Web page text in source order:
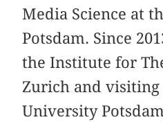
Media Science at
Potsdam. Since
the Institute for
Zurich and visiting
University